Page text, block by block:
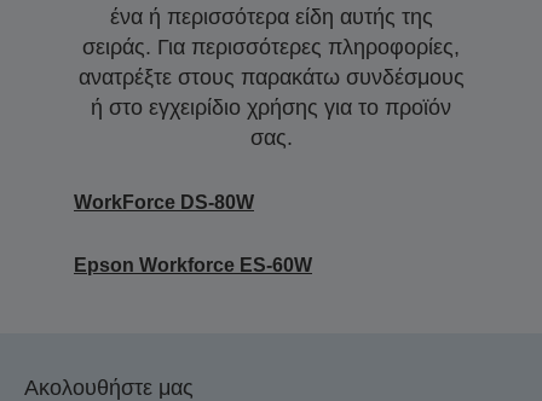
ένα ή περισσότερα είδη αυτής της
σειράς. Για περισσότερες πληροφορίες,
ανατρέξτε στους παρακάτω συνδέσμους
ή στο εγχειρίδιο χρήσης για το προϊόν
σας.
WorkForce DS-80W
Epson Workforce ES-60W
Ακολουθήστε μας